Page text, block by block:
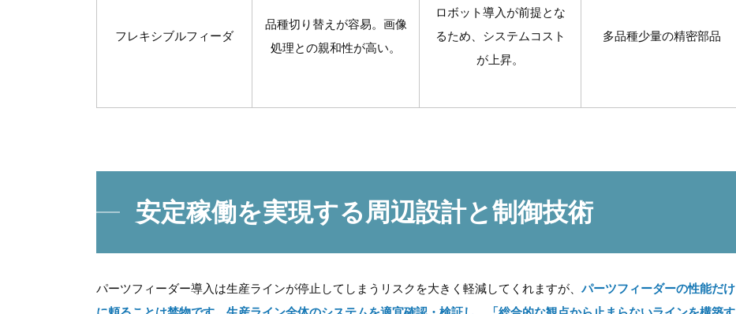
フレキシブルフィーダ
品種切り替えが容易。画像
処理との親和性が高い。
ロボット導入が前提とな
るため、システムコスト
が上昇。
多品種少量の精密部品
安定稼働を実現する周辺設計と制御技術
パーツフィーダー導入は生産ラインが停止してしまうリスクを大きく軽減してくれますが、 パーツフィーダーの性能だけ